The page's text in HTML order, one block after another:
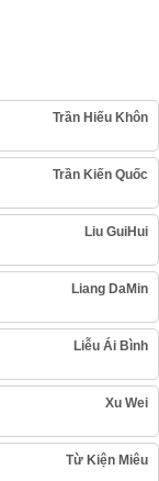
Trần Hiếu Khôn
Trần Kiến Quốc
Liu GuiHui
Liang DaMin
Liễu Ái Bình
Xu Wei
Từ Kiện Miêu